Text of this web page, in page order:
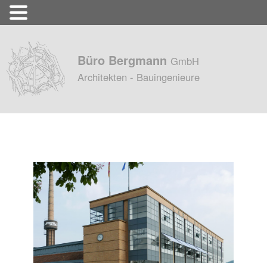
Büro Bergmann GmbH
Architekten - Bauingenieure